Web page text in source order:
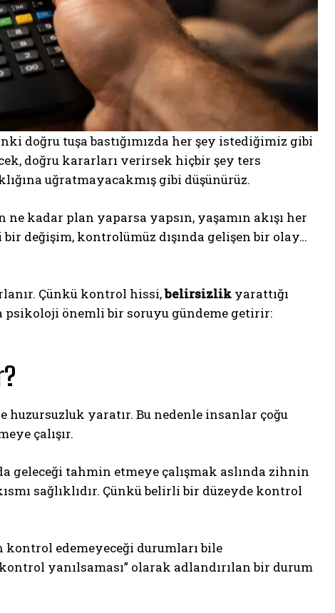
doğru tuşa bastığımızda her şey istediğimiz gibi
doğru kararları verirsek hiçbir şey ters
uğratmayacakmış gibi düşünürüz.
kadar plan yaparsa yapsın, yaşamın akışı her
değişim, kontrolümüz dışında gelişen bir olay…
Çünkü kontrol hissi,belirsizlik yarattığı
psikoloji önemli bir soruyu gündeme getirir:
yaratır. Bu nedenle insanlar çoğu
çalışır.
geleceği tahmin etmeye çalışmak aslında zihnin
sağlıklıdır. Çünkü belirli bir düzeyde kontrol
kontrol edemeyeceği durumları bile
yanılsaması” olarak adlandırılan bir durum